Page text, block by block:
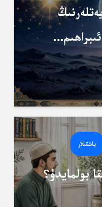
~ 81 – ئايەتلەرنىڭ
باشقىلار
بولمايدۇ؟